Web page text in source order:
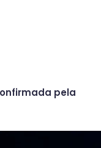
pela